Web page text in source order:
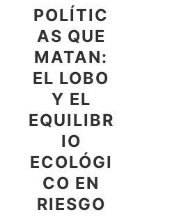
POLÍTIC
AS QUE
MATAN:
EL LOBO
Y EL
EQUILIBR
IO
ECOLÓGI
CO EN
RIESGO